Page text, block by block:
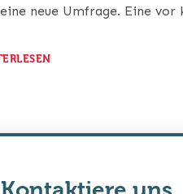
neue Umfrage. Eine vor